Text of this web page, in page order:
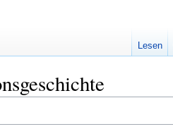
Lesen